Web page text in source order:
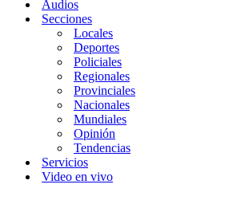
Audios
Secciones
Locales
Deportes
Policiales
Regionales
Provinciales
Nacionales
Mundiales
Opinión
Tendencias
Servicios
Video en vivo